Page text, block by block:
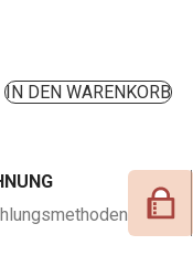
IN DEN WARENKORB